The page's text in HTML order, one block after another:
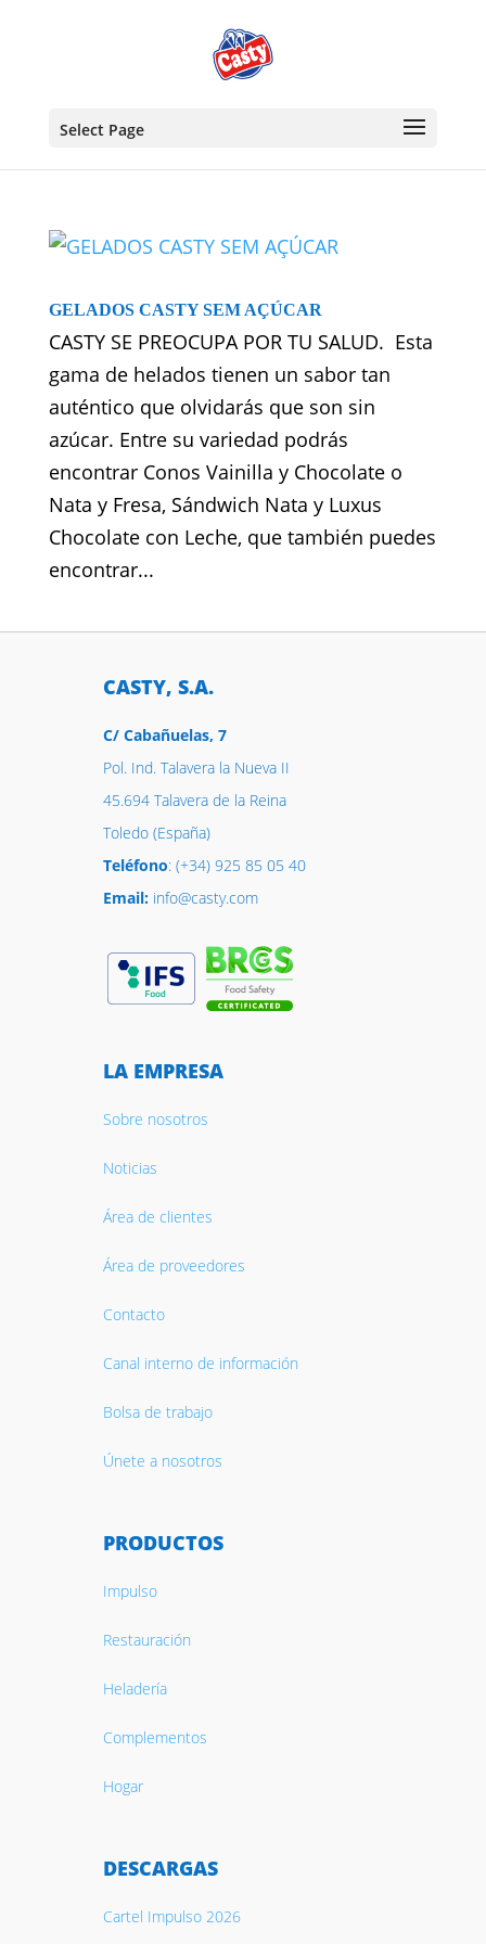
Select Page
GELADOS CASTY SEM AÇÚCAR
CASTY SE PREOCUPA POR TU SALUD. Esta
gama de helados tienen un sabor tan
auténtico que olvidarás que son sin
azúcar. Entre su variedad podrás
encontrar Conos Vainilla y Chocolate o
Nata y Fresa, Sándwich Nata y Luxus
Chocolate con Leche, que también puedes
encontrar...
CASTY, S.A.
C/ Cabañuelas, 7
Pol. Ind. Talavera la Nueva II
45.694 Talavera de la Reina
Toledo (España)
Teléfono: (+34) 925 85 05 40
Email:info@casty.com
LA EMPRESA
Sobre nosotros
Noticias
Área de clientes
Área de proveedores
Contacto
Canal interno de información
Bolsa de trabajo
Únete a nosotros
PRODUCTOS
Impulso
Restauración
Heladería
Complementos
Hogar
DESCARGAS
Cartel Impulso 2026